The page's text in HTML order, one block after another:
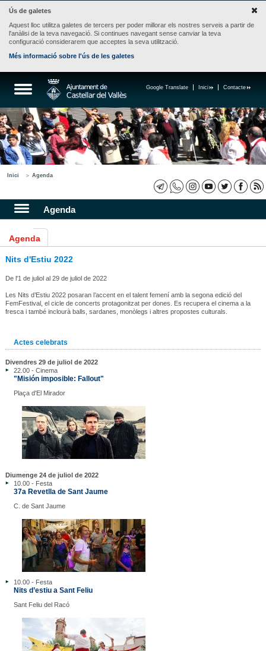
Ús de galetes
Aquest lloc utilitza galetes de tercers per poder millorar els nostres serveis a partir de
l'anàlisi de la teva navegació. Si continues navegant sense canviar la teva
configuració considerarem que acceptes la seva utilització.
Més informació sobre l'ús de les galetes
Contacte
Inici
Google Translate
Inici Agenda
Agenda
Agenda
Nits d'Estiu 2022
De l'1 de juliol al 29 de juliol de 2022
Les Nits d’Estiu 2022 posaran l’accent en el talent femení amb la segona edició del
FemFestival, el cicle de concerts protagonitzat per dones. Es recupera el cinema a la
fresca i també inclourà balls, sardanes, monòlegs i altres propostes culturals.
Actes celebrats
Divendres 29 de juliol de 2022
22.00 - Cinema
"Misión imposible: Fallout"
Plaça d'El Mirador
Diumenge 24 de juliol de 2022
10.00 - Festa
37a Revetlla de Sant Jaume
C. de Sant Jaume
10.00 - Festa
Nits d’estiu a Sant Feliu
Sant Feliu del Racó